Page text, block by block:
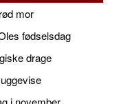
mor
fødselsdag
drage